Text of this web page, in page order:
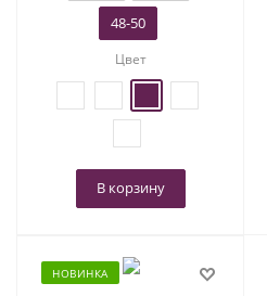
48-50
Цвет
В корзину
НОВИНКА